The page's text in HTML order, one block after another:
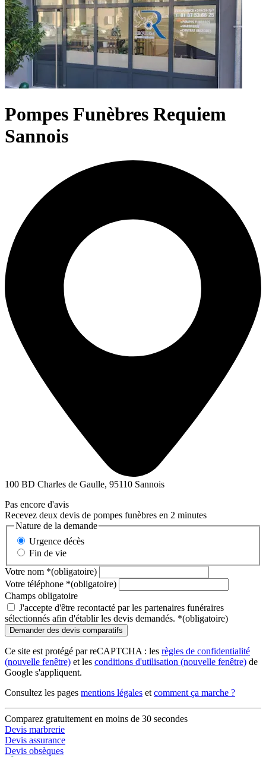
Pompes Funèbres Requiem
Sannois
100 BD Charles de Gaulle, 95110 Sannois
Pas encore d'avis
Recevez deux devis de pompes funèbres en 2 minutes
Nature de la demande
Urgence décès
Fin de vie
Votre nom *(obligatoire)
Votre téléphone *(obligatoire)
Champs obligatoire
J'accepte d'être recontacté par les partenaires funéraires
sélectionnés afin d'établir les devis demandés. *(obligatoire)
Ce site est protégé par reCAPTCHA : les règles de confidentialité
(nouvelle fenêtre) et les conditions d'utilisation (nouvelle fenêtre) de
Google s'appliquent.
Consultez les pages mentions légales et comment ça marche ?
Comparez gratuitement en moins de 30 secondes
Devis marbrerie
Devis assurance
Devis obsèques